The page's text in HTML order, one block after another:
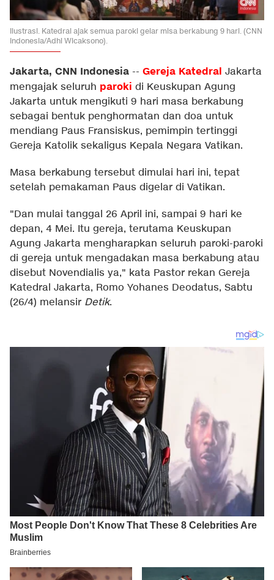
Ilustrasi. Katedral ajak semua paroki gelar misa berkabung 9 hari. (CNN
Indonesia/Adhi Wicaksono).
Jakarta, CNN Indonesia -- Gereja Katedral Jakarta
mengajak seluruh paroki di Keuskupan Agung
Jakarta untuk mengikuti 9 hari masa berkabung
sebagai bentuk penghormatan dan doa untuk
mendiang Paus Fransiskus, pemimpin tertinggi
Gereja Katolik sekaligus Kepala Negara Vatikan.
Masa berkabung tersebut dimulai hari ini, tepat
setelah pemakaman Paus digelar di Vatikan.
"Dan mulai tanggal 26 April ini, sampai 9 hari ke
depan, 4 Mei. Itu gereja, terutama Keuskupan
Agung Jakarta mengharapkan seluruh paroki-paroki
di gereja untuk mengadakan masa berkabung atau
disebut Novendialis ya," kata Pastor rekan Gereja
Katedral Jakarta, Romo Yohanes Deodatus, Sabtu
(26/4) melansir Detik.